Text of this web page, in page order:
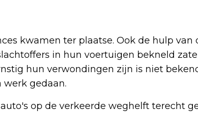
kwamen ter plaatse. Ook de hulp van
in hun voertuigen bekneld
hun verwondingen zijn is niet
gedaan.
op de verkeerde weghelft terecht